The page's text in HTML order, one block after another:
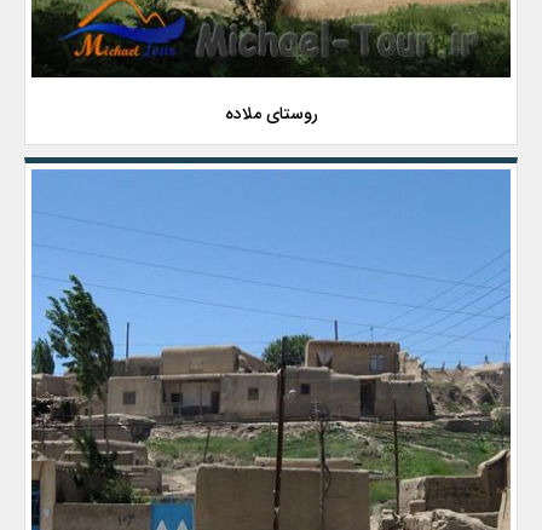
روستای ملاده